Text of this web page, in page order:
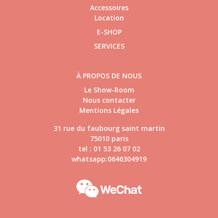
Accessoires
Location
E-SHOP
SERVICES
À PROPOS DE NOUS
Le Show-Room
Nous contacter
Mentions Légales
31 rue du faubourg saint martin
75010 paris
tel : 01 53 26 07 02
whatsapp:0646304919